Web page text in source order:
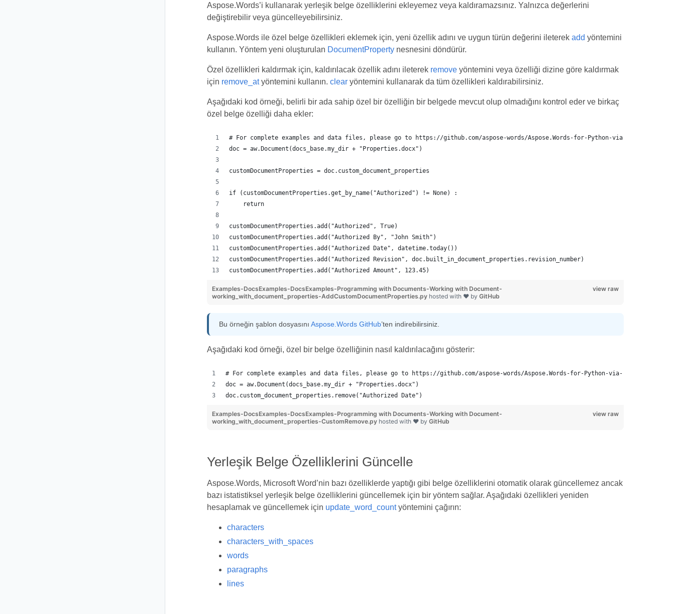
Aspose.Words’i kullanarak yerleşik belge özelliklerini ekleyemez veya kaldıramazsınız. Yalnızca değerlerini
değiştirebilir veya güncelleyebilirsiniz.
Aspose.Words ile özel belge özellikleri eklemek için, yeni özellik adını ve uygun türün değerini ileterek add yöntemini
kullanın. Yöntem yeni oluşturulan DocumentPropertynesnesini döndürür.
Özel özellikleri kaldırmak için, kaldırılacak özellik adını ileterek removeyöntemini veya özelliği dizine göre kaldırmak
için remove_atyöntemini kullanın. clearyöntemini kullanarak da tüm özellikleri kaldırabilirsiniz.
Aşağıdaki kod örneği, belirli bir ada sahip özel bir özelliğin bir belgede mevcut olup olmadığını kontrol eder ve birkaç
özel belge özelliği daha ekler:
# For complete examples and data files, please go to https://github.com/aspose-words/Aspose.Words-for-Python-via-.NET
doc = aw.Document(docs_base.my_dir + "Properties.docx")
customDocumentProperties = doc.custom_document_properties
if (customDocumentProperties.get_by_name("Authorized") != None) :
    return
customDocumentProperties.add("Authorized", True)
customDocumentProperties.add("Authorized By", "John Smith")
customDocumentProperties.add("Authorized Date", datetime.today())
customDocumentProperties.add("Authorized Revision", doc.built_in_document_properties.revision_number)
customDocumentProperties.add("Authorized Amount", 123.45)
view raw
Examples-DocsExamples-DocsExamples-Programming with Documents-Working with Document-
working_with_document_properties-AddCustomDocumentProperties.py hosted with ❤ by GitHub
Bu örneğin şablon dosyasını Aspose.Words GitHub’ten indirebilirsiniz.
Aşağıdaki kod örneği, özel bir belge özelliğinin nasıl kaldırılacağını gösterir:
# For complete examples and data files, please go to https://github.com/aspose-words/Aspose.Words-for-Python-via-.NET
doc = aw.Document(docs_base.my_dir + "Properties.docx")
doc.custom_document_properties.remove("Authorized Date")
view raw
Examples-DocsExamples-DocsExamples-Programming with Documents-Working with Document-
working_with_document_properties-CustomRemove.py hosted with ❤ by GitHub
Yerleşik Belge Özelliklerini Güncelle
Aspose.Words, Microsoft Word’nin bazı özelliklerde yaptığı gibi belge özelliklerini otomatik olarak güncellemez ancak
bazı istatistiksel yerleşik belge özelliklerini güncellemek için bir yöntem sağlar. Aşağıdaki özellikleri yeniden
hesaplamak ve güncellemek için update_word_countyöntemini çağırın:
characters
characters_with_spaces
words
paragraphs
lines